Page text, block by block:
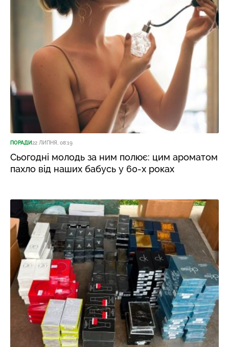
ПОРАДИ22 ЛИПНЯ, 08:19
Сьогодні молодь за ним полює: цим ароматом
пахло від наших бабусь у 60-х роках